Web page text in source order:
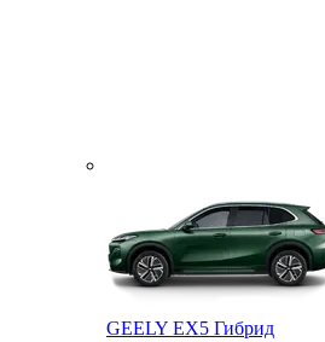
GEELY EX5 Гибрид